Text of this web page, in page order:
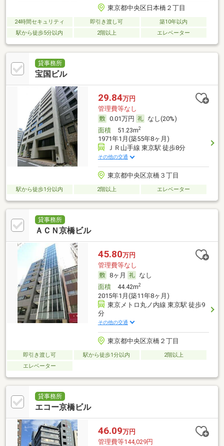
東京都中央区日本橋２丁目
24時間セキュリティ 即引き渡し可
築10年以内
駅から徒歩5分以内
2階以上 エレベーター
貸事務所
宝国ビル
29.84万円
管理費等なし
0.01万円
なし(20%)
面積51.23m2
1971年1月(築55年8ヶ月)
ＪＲ山手線 東京駅 徒歩8分
その他の交通
東京都中央区京橋３丁目
駅から徒歩1分以内 2階以上 エレベーター
貸事務所
ＡＣＮ京橋ビル
45.80万円
管理費等なし
8ヶ月
なし
面積44.42m2
2015年1月(築11年8ヶ月)
東京メトロ丸ノ内線 東京駅 徒歩9
分
その他の交通
東京都中央区京橋２丁目
即引き渡し可 駅から徒歩1分以内
2階以上
エレベーター
貸事務所
エコー京橋ビル
46.09万円
管理費等144,029円